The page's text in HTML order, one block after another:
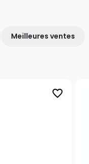
Meilleures ventes
favorite_border